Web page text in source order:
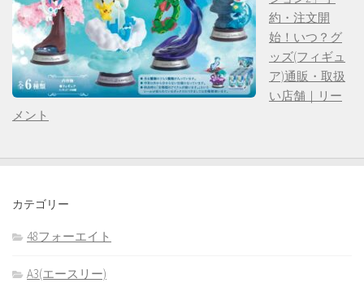
約・注文開
始！いつ？グ
ッズ(フィギュ
ア)通販・取扱
い店舗｜リー
メント
カテゴリー
48フォーエイト
A3(エースリー)